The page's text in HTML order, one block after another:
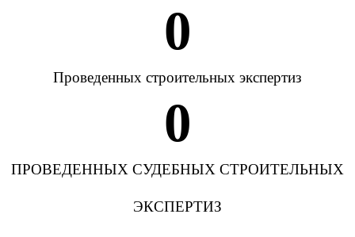
0
Проведенных строительных экспертиз
0
ПРОВЕДЕННЫХ СУДЕБНЫХ СТРОИТЕЛЬНЫХ
ЭКСПЕРТИЗ